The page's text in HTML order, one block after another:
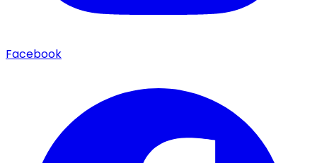
Facebook